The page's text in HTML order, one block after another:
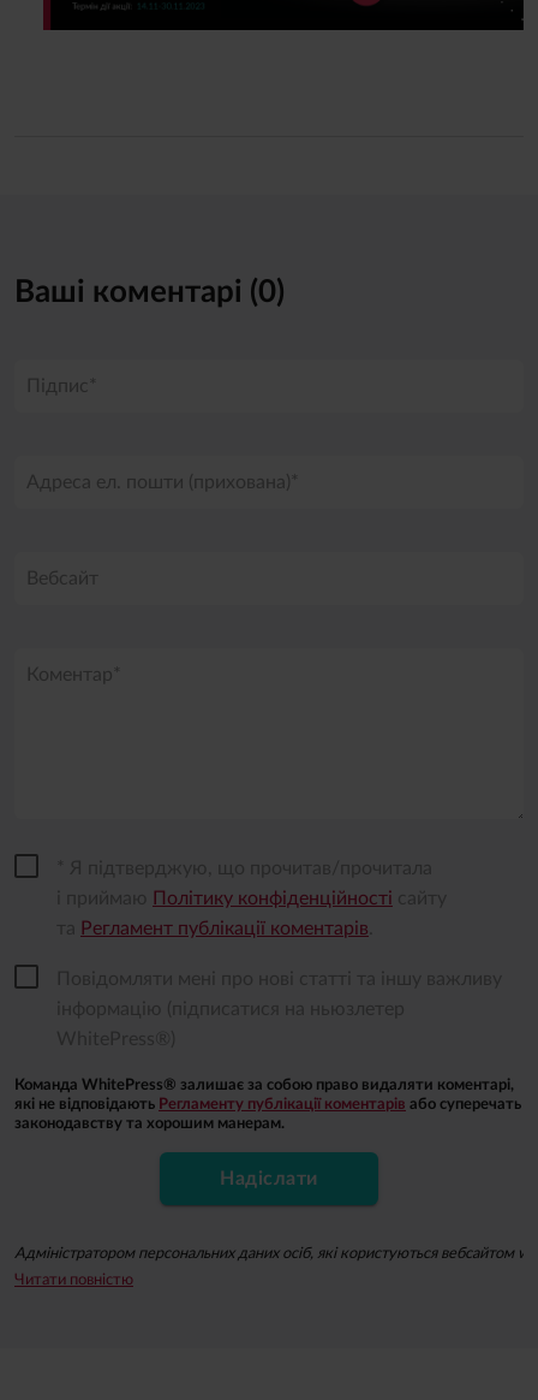
Ваші коментарі (0)
Підпис*
Адреса ел. пошти (прихована)*
Вебсайт
Коментар*
* Я підтверджую, що прочитав/прочитала
і приймаю Політику конфіденційності сайту
та
Регламент публікації коментарів
Повідомляти мені про нові статті та іншу важливу
інформацію (підписатися на ньюзлетер
WhitePress®)
Команда WhitePress® залишає за собою право видаляти коментарі,
які не відповідають Регламенту публікації коментарів або суперечать
законодавству та хорошим манерам.
Надіслати
Адміністратором персональних даних осіб, які користуються вебсайтом
Підписуючись на ньюзлетер, ви даєте згоду на надсилання вам за
Читати повністю